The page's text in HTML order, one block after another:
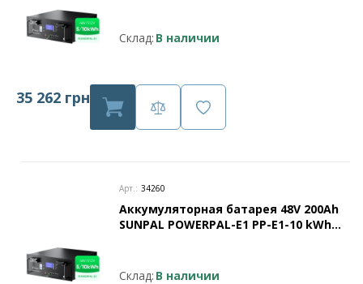
Склад: В наличии
35 262 грн
Арт.: 34260
Аккумуляторная батарея 48V 200Ah
SUNPAL POWERPAL-E1 PP-E1-10 kWh
Склад: В наличии